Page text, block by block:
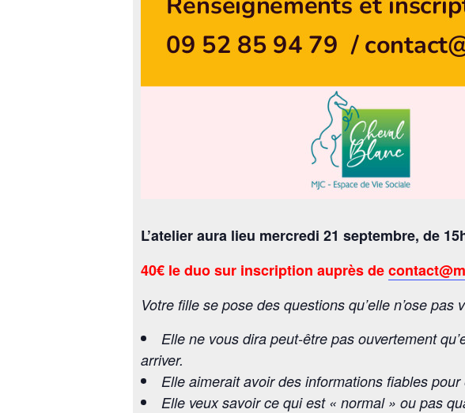
L’atelier aura lieu mercredi 21 septembre, de
40€ le duo sur inscription auprès de
Votre fille se pose des questions qu’elle n’ose
Elle ne vous dira peut-être pas ouvertement
arriver.
Elle aimerait avoir des informations fiables
Elle veux savoir ce qui est « normal » ou pas